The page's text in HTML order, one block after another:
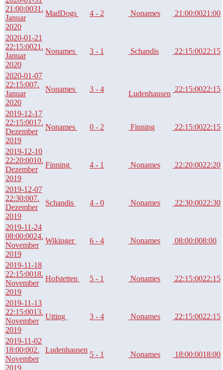
21:00:0031.
Januar
2020
MadDogs 4 - 2 Nonames 21:00:0021:00
2020-01-21
22:15:0021.
Januar
2020
Nonames 3 - 1 Schandis 22:15:0022:15
2020-01-07
22:15:007.
Januar
2020
Nonames 3 - 4
Ludenhausen
22:15:0022:15
2019-12-17
22:15:0017.
Dezember
2019
Nonames 0 - 2 Finning 22:15:0022:15
2019-12-10
22:20:0010.
Dezember
2019
Finning 4 - 1 Nonames 22:20:0022:20
2019-12-07
22:30:007.
Dezember
2019
Schandis 4 - 0 Nonames 22:30:0022:30
2019-11-24
08:00:0024.
November
2019
Wikinger 6 - 4 Nonames 08:00:008:00
2019-11-18
22:15:0018.
November
2019
Hofstetten 5 - 1 Nonames 22:15:0022:15
2019-11-13
22:15:0013.
November
2019
Utting 3 - 4 Nonames 22:15:0022:15
2019-11-02
18:00:002.
November
2019
Ludenhausen
5 - 1 Nonames 18:00:0018:00